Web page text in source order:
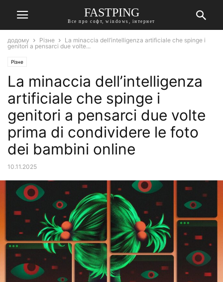
FASTPING
Все про софт, windows, інтернет
додому Різне
La minaccia dell’intelligenza artificiale che spinge i
genitori a pensarci due volte...
Різне
La minaccia dell’intelligenza
artificiale che spinge i
genitori a pensarci due volte
prima di condividere le foto
dei bambini online
10.11.2025